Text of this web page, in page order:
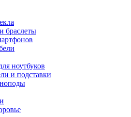
браслеты
ноутбуков
и подставки